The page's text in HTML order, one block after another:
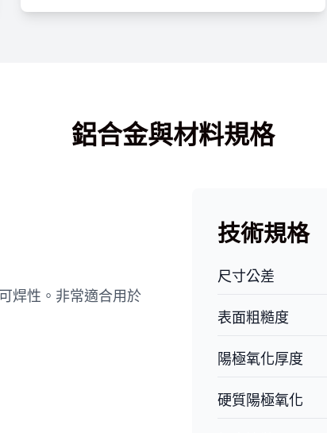
鋁合金與材料規格
焊性。非常適合用於
技術規格
尺寸公差
表面粗糙度
陽極氧化厚度
硬質陽極氧化